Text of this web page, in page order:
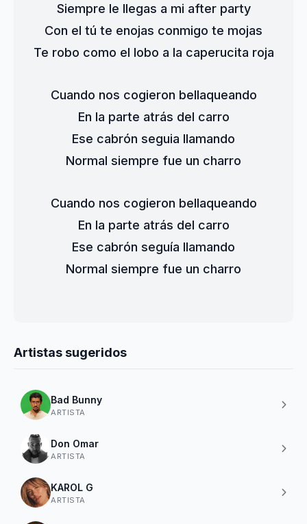
Siempre le llegas a mi after party
Con el tú te enojas conmigo te mojas
Te robo como el lobo a la caperucita roja
Cuando nos cogieron bellaqueando
En la parte atrás del carro
Ese cabrón seguia llamando
Normal siempre fue un charro
Cuando nos cogieron bellaqueando
En la parte atrás del carro
Ese cabrón seguía llamando
Normal siempre fue un charro
Artistas sugeridos
Bad Bunny
ARTISTA
Don Omar
ARTISTA
KAROL G
ARTISTA